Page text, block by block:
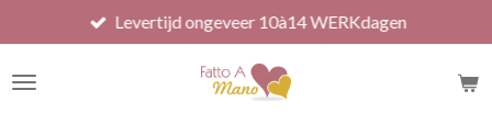
direct
naar
Levertijd ongeveer 10à14 WERKdagen